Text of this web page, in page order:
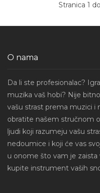
Stranica 1
O nama
Da li ste profesionalac?
muzika vaš hobi? Nije
vašu strast prema muzici
obratite našem stručnom
ljudi koji razumeju vašu
nedoumice i koji će vas
u onome što vam je zaista
kupite instrument vaših